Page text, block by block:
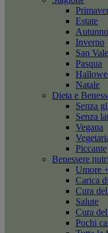
Estate
Autunno
Inverno
San
Pasqua
Natale
Dieta e
Senza
Senza
Vegana
Piccante
Benessere
Umore
Carica
Cura
Salute
Cura
Pochi